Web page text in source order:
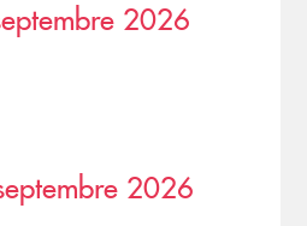
2026
2026